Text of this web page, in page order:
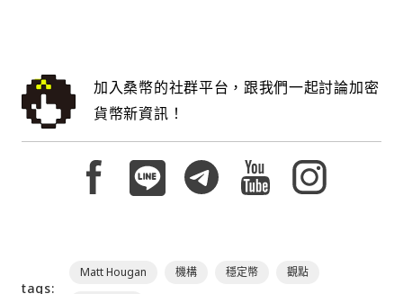
加入桑幣的社群平台，跟我們一起討論加密
貨幣新資訊！
tags:
Matt Hougan 機構 穩定幣
觀點